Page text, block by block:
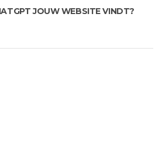
JOUW WEBSITE VINDT?